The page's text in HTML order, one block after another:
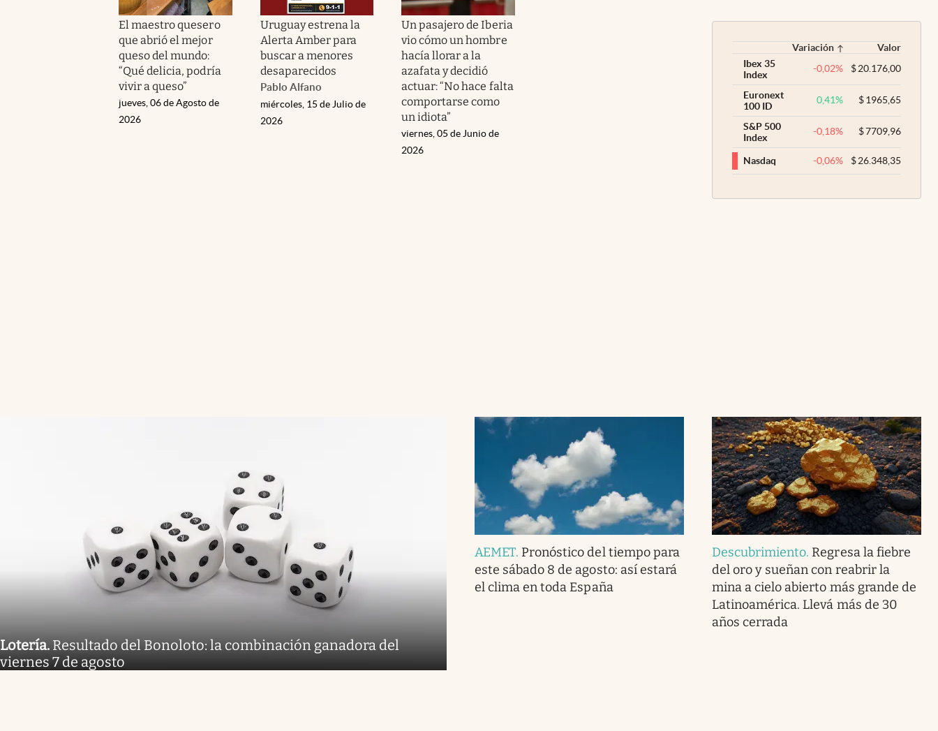
El maestro quesero
que abrió el mejor
queso del mundo:
“Qué delicia, podría
vivir a queso”
jueves, 06 de Agosto de
2026
Uruguay estrena la
Alerta Amber para
buscar a menores
desaparecidos
Pablo Alfano
miércoles, 15 de Julio de
2026
Un pasajero de Iberia
vio cómo un hombre
hacía llorar a la
azafata y decidió
actuar: “No hace falta
comportarse como
un idiota”
viernes, 05 de Junio de
2026
Variación
Valor
Ibex 35
Index
-0,02% $20.176,00
Euronext
100 ID
0,41% $1965,65
S&P 500
Index
-0,18% $7709,96
Nasdaq -0,06% $26.348,35
Lotería. Resultado del Bonoloto: la combinación ganadora del
viernes 7 de agosto
AEMET. Pronóstico del tiempo para
este sábado 8 de agosto: así estará
el clima en toda España
Descubrimiento. Regresa la fiebre
del oro y sueñan con reabrir la
mina a cielo abierto más grande de
Latinoamérica. Llevá más de 30
años cerrada